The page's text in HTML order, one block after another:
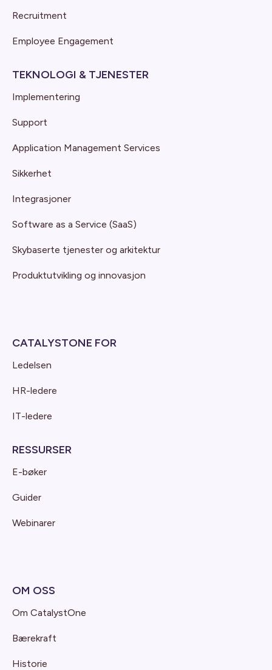
Recruitment
Employee Engagement
TEKNOLOGI & TJENESTER
Implementering
Support
Application Management Services
Sikkerhet
Integrasjoner
Software as a Service (SaaS)
Skybaserte tjenester og arkitektur
Produktutvikling og innovasjon
CATALYSTONE FOR
Ledelsen
HR-ledere
IT-ledere
RESSURSER
E-bøker
Guider
Webinarer
OM OSS
Om CatalystOne
Bærekraft
Historie